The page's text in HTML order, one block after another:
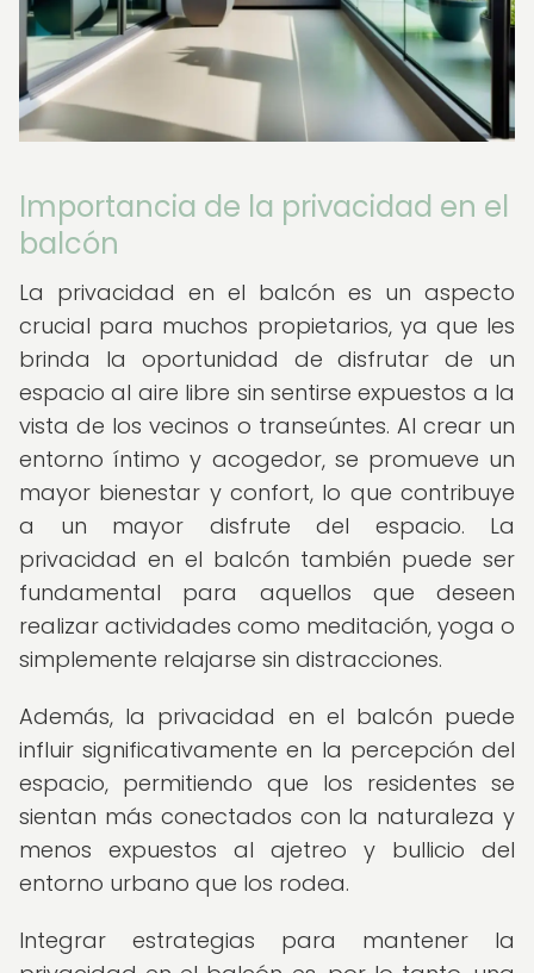
Importancia de la privacidad en el
balcón
La privacidad en el balcón es un aspecto
crucial para muchos propietarios, ya que les
brinda la oportunidad de disfrutar de un
espacio al aire libre sin sentirse expuestos a la
vista de los vecinos o transeúntes. Al crear un
entorno íntimo y acogedor, se promueve un
mayor bienestar y confort, lo que contribuye
a un mayor disfrute del espacio. La
privacidad en el balcón también puede ser
fundamental para aquellos que deseen
realizar actividades como meditación, yoga o
simplemente relajarse sin distracciones.
Además, la privacidad en el balcón puede
influir significativamente en la percepción del
espacio, permitiendo que los residentes se
sientan más conectados con la naturaleza y
menos expuestos al ajetreo y bullicio del
entorno urbano que los rodea.
Integrar estrategias para mantener la